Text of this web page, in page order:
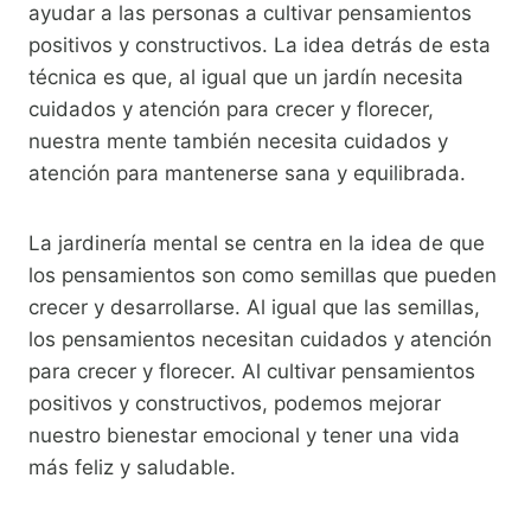
ayudar a las personas a cultivar pensamientos
positivos y constructivos. La idea detrás de esta
técnica es que, al igual que un jardín necesita
cuidados y atención para crecer y florecer,
nuestra mente también necesita cuidados y
atención para mantenerse sana y equilibrada.
La jardinería mental se centra en la idea de que
los pensamientos son como semillas que pueden
crecer y desarrollarse. Al igual que las semillas,
los pensamientos necesitan cuidados y atención
para crecer y florecer. Al cultivar pensamientos
positivos y constructivos, podemos mejorar
nuestro bienestar emocional y tener una vida
más feliz y saludable.